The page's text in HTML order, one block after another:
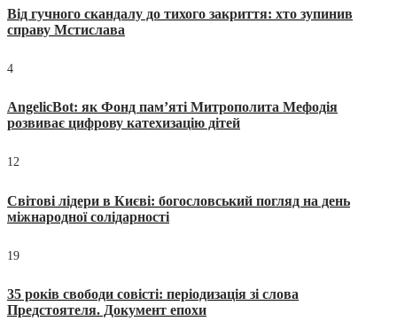
Від гучного скандалу до тихого закриття: хто зупинив
справу Мстислава
4
AngelicBot: як Фонд пам’яті Митрополита Мефодія
розвиває цифрову катехизацію дітей
12
Світові лідери в Києві: богословський погляд на день
міжнародної солідарності
19
35 років свободи совісті: періодизація зі слова
Предстоятеля. Документ епохи